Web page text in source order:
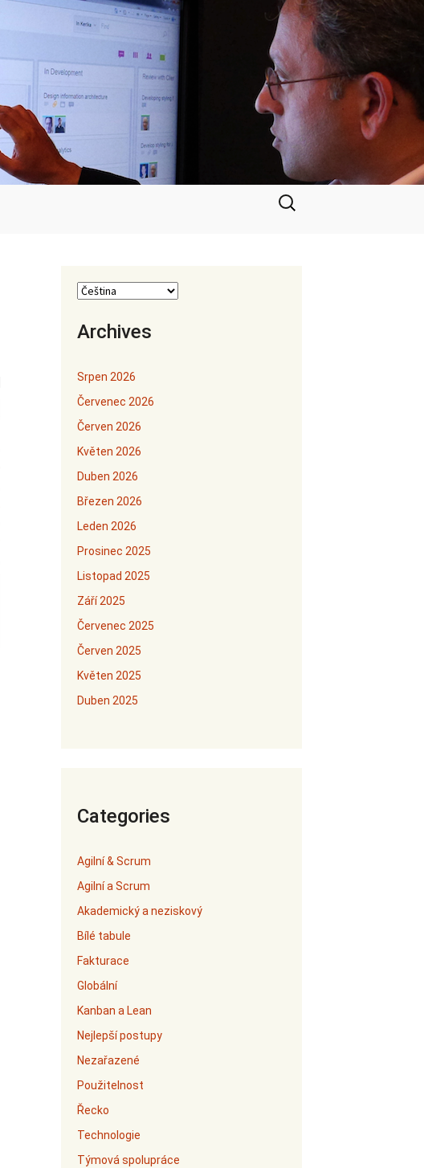
Vyhledávání
Archives
Srpen 2026
Červenec 2026
Červen 2026
Květen 2026
Duben 2026
Březen 2026
Leden 2026
Prosinec 2025
Listopad 2025
Září 2025
Červenec 2025
Červen 2025
Květen 2025
Duben 2025
Categories
Agilní & Scrum
Agilní a Scrum
Akademický a neziskový
Bílé tabule
Fakturace
Globální
Kanban a Lean
Nejlepší postupy
Nezařazené
Použitelnost
Řecko
Technologie
Týmová spolupráce